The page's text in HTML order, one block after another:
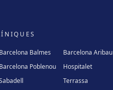
Barcelona Balmes Barcelona Aribau
Barcelona Poblenou Hospitalet
Terrassa